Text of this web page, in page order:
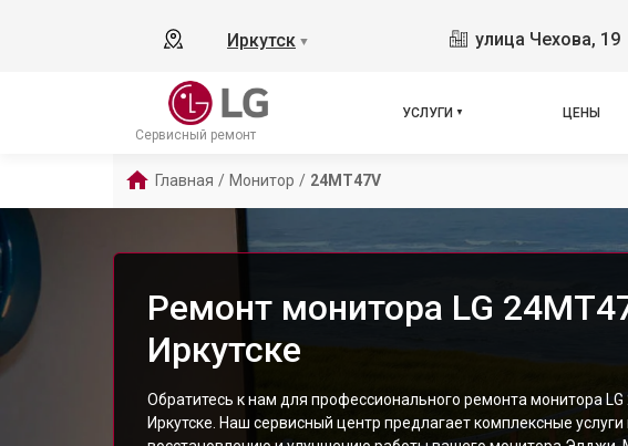
Иркутск ▼ улица Чехова, 19
Сервисный ремонт
УСЛУГИ ЦЕНЫ
Главная / Монитор / 24MT47V
Ремонт монитора LG
Иркутске
Обратитесь к нам для профессионального ремонта монитора LG
Иркутске. Наш сервисный центр предлагает комплексные услуги